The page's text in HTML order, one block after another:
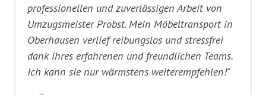
professionellen und zuverlässigen Arbeit von
Umzugsmeister Probst. Mein Möbeltransport in
Oberhausen verlief reibungslos und stressfrei
dank ihres erfahrenen und freundlichen Teams.
Ich kann sie nur wärmstens weiterempfehlen!"